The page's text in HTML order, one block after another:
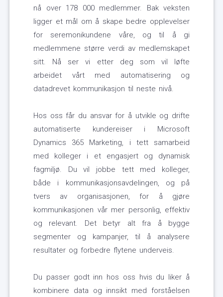
nå over 178 000 medlemmer. Bak veksten
ligger et mål om å skape bedre opplevelser
for seremonikundene våre, og til å gi
medlemmene større verdi av medlemskapet
sitt. Nå ser vi etter deg som vil løfte
arbeidet vårt med automatisering og
datadrevet kommunikasjon til neste nivå.
Hos oss får du ansvar for å utvikle og drifte
automatiserte kundereiser i Microsoft
Dynamics 365 Marketing, i tett samarbeid
med kolleger i et engasjert og dynamisk
fagmiljø. Du vil jobbe tett med kolleger,
både i kommunikasjonsavdelingen, og på
tvers av organisasjonen, for å gjøre
kommunikasjonen vår mer personlig, effektiv
og relevant. Det betyr alt fra å bygge
segmenter og kampanjer, til å analysere
resultater og forbedre flytene underveis.
Du passer godt inn hos oss hvis du liker å
kombinere data og innsikt med forståelsen